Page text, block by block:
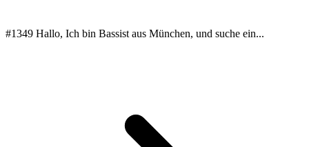
#1349 Hallo, Ich bin Bassist aus München, und suche ein...